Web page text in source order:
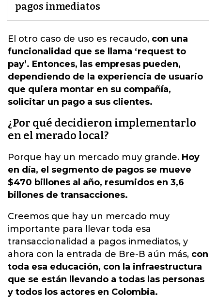
pagos inmediatos
El otro caso de uso es recaudo, con una
funcionalidad que se llama ‘request to
pay’. Entonces, las empresas pueden,
dependiendo de la experiencia de usuario
que quiera montar en su compañía,
solicitar un pago a sus clientes.
¿Por qué decidieron implementarlo
en el merado local?
Porque hay un mercado muy grande. Hoy
en día, el segmento de pagos se mueve
$470 billones al año, resumidos en 3,6
billones de transacciones.
Creemos que hay un mercado muy
importante para llevar toda esa
transaccionalidad a pagos inmediatos, y
ahora con la entrada de Bre-B aún más, con
toda esa educación, con la infraestructura
que se están llevando a todas las personas
y todos los actores en Colombia.